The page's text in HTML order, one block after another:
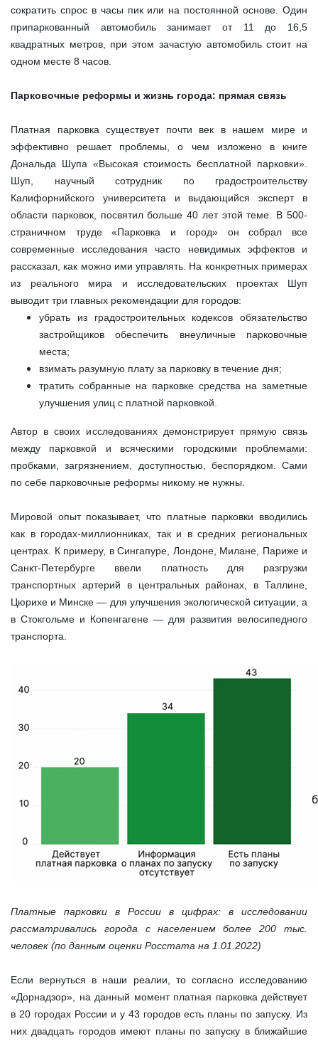
сократить спрос в часы пик или на постоянной основе. Один
припаркованный автомобиль занимает от 11 до 16,5
квадратных метров, при этом зачастую автомобиль стоит на
одном месте 8 часов.
Парковочные реформы и жизнь города: прямая связь
Платная парковка существует почти век в нашем мире и
эффективно решает проблемы, о чем изложено в книге
Дональда Шупа «Высокая стоимость бесплатной парковки».
Шуп, научный сотрудник по градостроительству
Калифорнийского университета и выдающийся эксперт в
области парковок, посвятил больше 40 лет этой теме. В 500-
страничном труде «Парковка и город» он собрал все
современные исследования часто невидимых эффектов и
рассказал, как можно ими управлять. На конкретных примерах
из реального мира и исследовательских проектах Шуп
выводит три главных рекомендации для городов:
убрать из градостроительных кодексов обязательство
застройщиков обеспечить внеуличные парковочные
места;
взимать разумную плату за парковку в течение дня;
тратить собранные на парковке средства на заметные
улучшения улиц с платной парковкой.
Автор в своих исследованиях демонстрирует прямую связь
между парковкой и всяческими городскими проблемами:
пробками, загрязнением, доступностью, беспорядком. Сами
по себе парковочные реформы никому не нужны.
Мировой опыт показывает, что платные парковки вводились
как в городах-миллионниках, так и в средних региональных
центрах. К примеру, в Сингапуре, Лондоне, Милане, Париже и
Санкт-Петербурге ввели платность для разгрузки
транспортных артерий в центральных районах, в Таллине,
Цюрихе и Минске — для улучшения экологической ситуации, а
в Стокгольме и Копенгагене — для развития велосипедного
транспорта.
Платные парковки в России в цифрах: в исследовании
рассматривались города с населением более 200 тыс.
человек (по данным оценки Росстата на 1.01.2022)
Если вернуться в наши реалии, то согласно исследованию
«Дорнадзор», на данный момент платная парковка действует
в 20 городах России и у 43 городов есть планы по запуску. Из
них двадцать городов имеют планы по запуску в ближайшие